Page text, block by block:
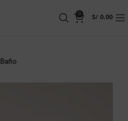
0
S/ 0.00
Baño